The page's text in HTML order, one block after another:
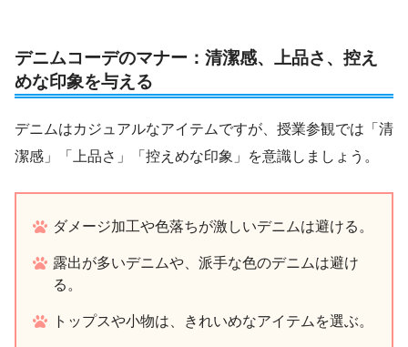
デニムコーデのマナー：清潔感、上品さ、控え
めな印象を与える
デニムはカジュアルなアイテムですが、授業参観では「清
潔感」「上品さ」「控えめな印象」を意識しましょう。
ダメージ加工や色落ちが激しいデニムは避ける。
露出が多いデニムや、派手な色のデニムは避け
る。
トップスや小物は、きれいめなアイテムを選ぶ。